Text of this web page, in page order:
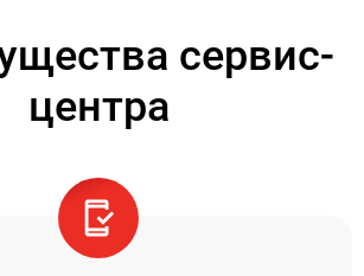
сервис-
центра